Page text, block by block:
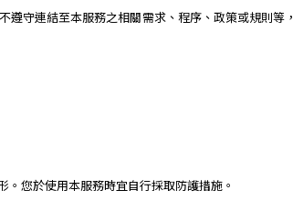
守連結至本服務之相關需求、程序、政策或規則等，
您於使用本服務時宜自行採取防護措施。